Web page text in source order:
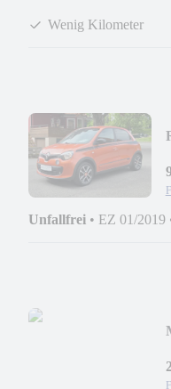
Wenig Kilometer
Unfallfrei • EZ 01/2019